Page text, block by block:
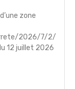
zone
2026/7/2/
12 juillet 2026